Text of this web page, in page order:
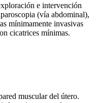
e intervención
(vía abdominal),
mínimamente invasivas
cicatrices mínimas.
muscular del útero.